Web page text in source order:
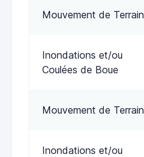
Mouvement de Terrain
Inondations et/ou
Coulées de Boue
Mouvement de Terrain
Inondations et/ou